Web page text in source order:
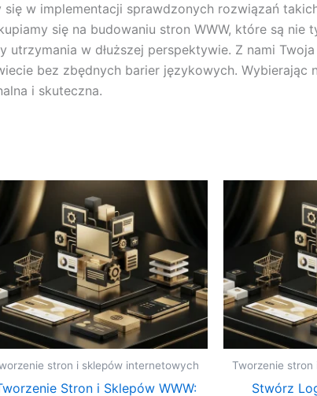
w implementacji sprawdzonych rozwiązań
się na budowaniu stron WWW, które są
utrzymania w dłuższej perspektywie. Z nami
bez zbędnych barier językowych.
i skuteczna.
stron i sklepów internetowych
Stron i Sklepów WWW:
Tworzenie
Stwórz